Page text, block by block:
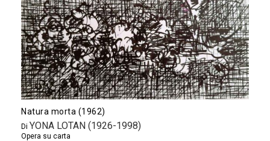
Natura morta (1962)
Di YONA LOTAN (1926-1998)
Opera su carta